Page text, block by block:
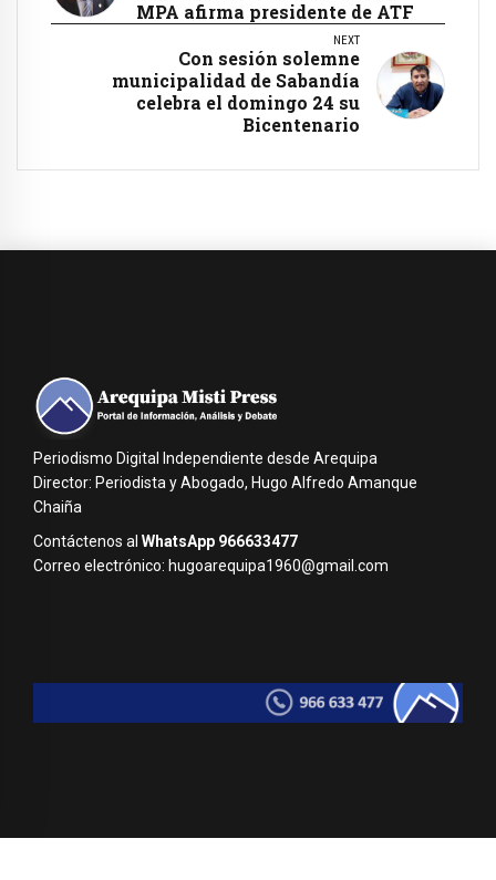
MPA afirma presidente de ATF
NEXT
Con sesión solemne
municipalidad de Sabandía
celebra el domingo 24 su
Bicentenario
Periodismo Digital Independiente desde Arequipa
Director: Periodista y Abogado, Hugo Alfredo Amanque
Chaiña
Contáctenos al WhatsApp 966633477
Correo electrónico: hugoarequipa1960@gmail.com